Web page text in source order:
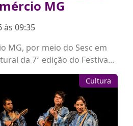
MG
às 09:35
MG, por meio do Sesc em
da 7ª edição do Festiva...
Cultura